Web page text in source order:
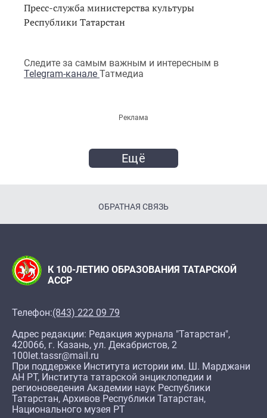
Пресс-служба министерства культуры
Республики Татарстан
Следите за самым важным и интересным в
Telegram-канале Татмедиа
Реклама
Ещё
ОБРАТНАЯ СВЯЗЬ
К 100-ЛЕТИЮ ОБРАЗОВАНИЯ ТАТАРСКОЙ
АССР
Телефон:(843) 222 09 79
Адрес редакции: Редакция журнала "Татарстан",
420066, г. Казань, ул. Декабристов, 2
100let.tassr@mail.ru
При поддержке Института истории им. Ш. Марджани
АН РТ, Института татарской энциклопедии и
регионоведения Академии наук Республики
Татарстан, Архивов Республики Татарстан,
Национального музея РТ